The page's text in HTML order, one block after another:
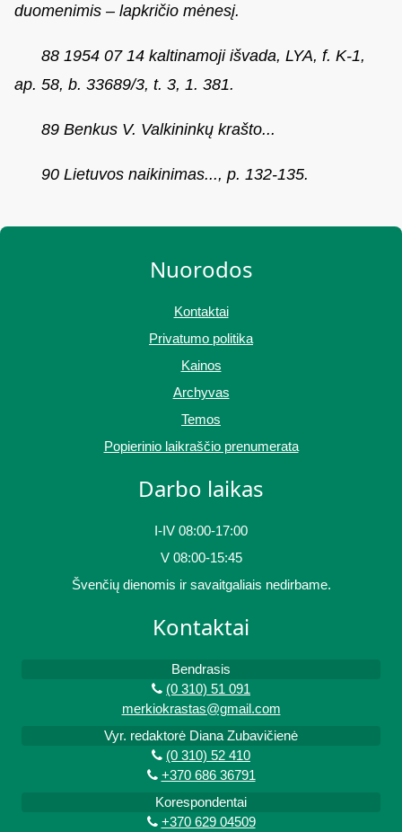
duomenimis – lapkričio mėnesį.
88 1954 07 14 kaltinamoji išvada, LYA, f. K-1,
ap. 58, b. 33689/3, t. 3, 1. 381.
89 Benkus V. Valkininkų krašto...
90 Lietuvos naikinimas..., p. 132-135.
Nuorodos
Kontaktai
Privatumo politika
Kainos
Archyvas
Temos
Popierinio laikraščio prenumerata
Darbo laikas
I-IV 08:00-17:00
V 08:00-15:45
Švenčių dienomis ir savaitgaliais nedirbame.
Kontaktai
Bendrasis
(0 310) 51 091
merkiokrastas@gmail.com
Vyr. redaktorė Diana Zubavičienė
(0 310) 52 410
+370 686 36791
Korespondentai
+370 629 04509